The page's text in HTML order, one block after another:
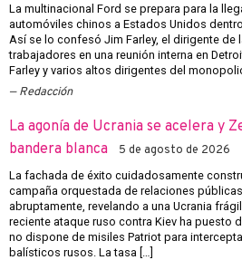
La multinacional Ford se prepara para la
automóviles chinos a Estados Unidos
Así se lo confesó Jim Farley, el dirigente de
trabajadores en una reunión interna en
Farley y varios altos dirigentes del
Redacción
La agonía de Ucrania se acelera y
bandera blanca
5 de agosto de 2026
La fachada de éxito cuidadosamente
campaña orquestada de relaciones
abruptamente, revelando a una Ucrania
reciente ataque ruso contra Kiev ha puesto
no dispone de misiles Patriot para
balísticos rusos. La tasa […]